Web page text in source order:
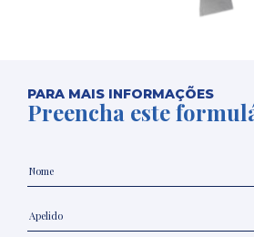
PARA MAIS INFORMAÇÕES
Preencha este